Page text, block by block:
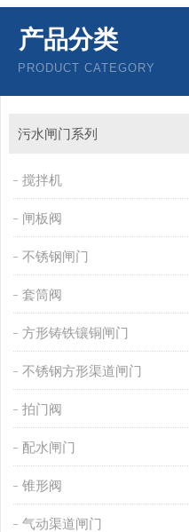
产品分类
PRODUCT CATEGORY
污水闸门系列
搅拌机
闸板阀
不锈钢闸门
套筒阀
方形铸铁镶铜闸门
不锈钢方形渠道闸门
拍门阀
配水闸门
锥形阀
气动渠道闸门